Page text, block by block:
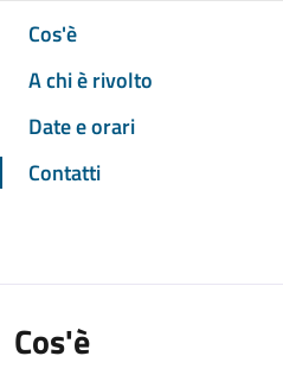
Cos'è
A chi è rivolto
Date e orari
Contatti
Cos'è